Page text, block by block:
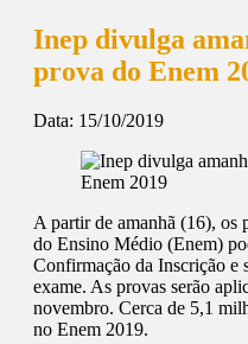
Inep divulga
prova do Enem
Data: 15/10/2019
A partir de amanhã (16), os
do Ensino Médio (Enem)
Confirmação da Inscrição e
exame. As provas serão
novembro. Cerca de 5,1
no Enem 2019.